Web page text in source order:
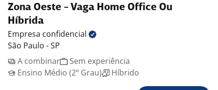
Zona Oeste - Vaga Home Office Ou
Híbrida
Empresa confidencial
São Paulo - SP
A combinar
Sem experiência
Ensino Médio (2º Grau)
Híbrido